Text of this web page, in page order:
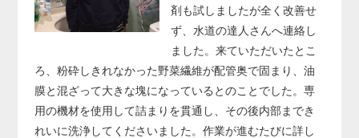
剤も試しましたが全く改善せ
ず、水道の達人さんへ連絡し
ました。来ていただいたとこ
ろ、粉砕しきれなかった野菜繊維が配管奥で固まり、油
膜と混ざって大きな塊になっているとのことでした。専
用の機材を使用して詰まりを貫通し、その後内部までき
れいに洗浄してくださいました。作業が進むたびに詳し